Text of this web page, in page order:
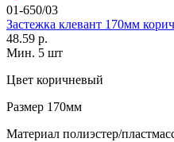
01-650/03
Застежка клевант 170мм
48.59 р.
Мин. 5 шт
Цвет коричневый
Размер 170мм
Материал полиэстер/